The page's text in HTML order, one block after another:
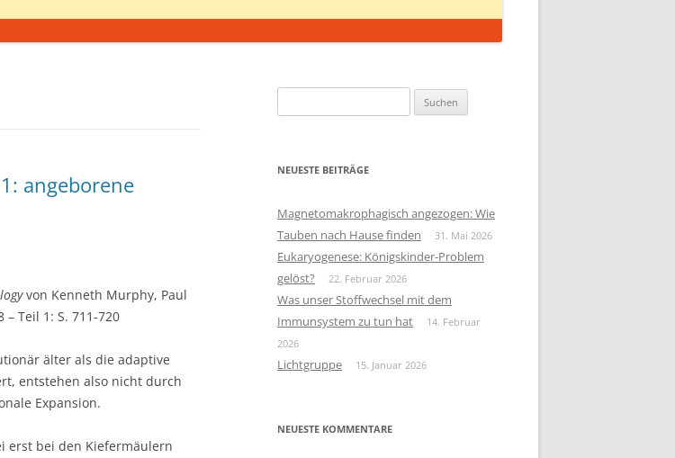
angeborene
von Kenneth Murphy, Paul
Teil 1: S. 711-720
älter als die adaptive
entstehen also nicht durch
Expansion.
erst bei den Kiefermäulern
nach:
NEUESTE BEITRÄGE
Magnetomakrophagisch angezogen: Wie
Tauben nach Hause finden
31. Mai 2026
Eukaryogenese: Königskinder-Problem
gelöst?
22. Februar 2026
Was unser Stoffwechsel mit dem
Immunsystem zu tun hat
14. Februar
2026
Lichtgruppe 15. Januar 2026
NEUESTE KOMMENTARE